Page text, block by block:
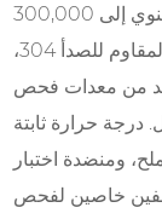
50 مجموعة، يمكن أن يصل الإنتاج السنوي إلى 300,000
مجموعة. أغطية القفل مصنوعة من الفولاذ المقاوم للصدأ 304،
من معدات فحص
درجة حرارة ثابتة
ومنضدة اختبار
خاصين لفحص